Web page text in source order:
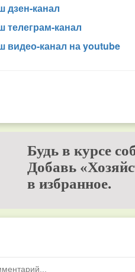
дзен-канал
телеграм-канал
видео-канал на youtube
Будь в курсе
Добавь
в избранное.